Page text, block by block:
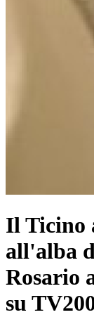
Il Ticino
all'alba
Rosario
su